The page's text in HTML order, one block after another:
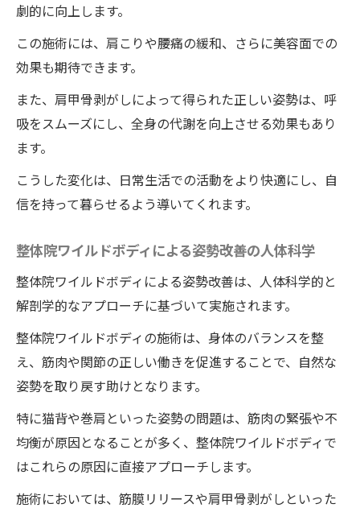
劇的に向上します。
この施術には、肩こりや腰痛の緩和、さらに美容面での
効果も期待できます。
また、肩甲骨剥がしによって得られた正しい姿勢は、呼
吸をスムーズにし、全身の代謝を向上させる効果もあり
ます。
こうした変化は、日常生活での活動をより快適にし、自
信を持って暮らせるよう導いてくれます。
整体院ワイルドボディによる姿勢改善の人体科学
整体院ワイルドボディによる姿勢改善は、人体科学的と
解剖学的なアプローチに基づいて実施されます。
整体院ワイルドボディの施術は、身体のバランスを整
え、筋肉や関節の正しい働きを促進することで、自然な
姿勢を取り戻す助けとなります。
特に猫背や巻肩といった姿勢の問題は、筋肉の緊張や不
均衡が原因となることが多く、整体院ワイルドボディで
はこれらの原因に直接アプローチします。
施術においては、筋膜リリースや肩甲骨剥がしといった